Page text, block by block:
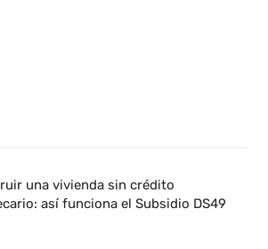
una vivienda sin crédito
así funciona el Subsidio DS49